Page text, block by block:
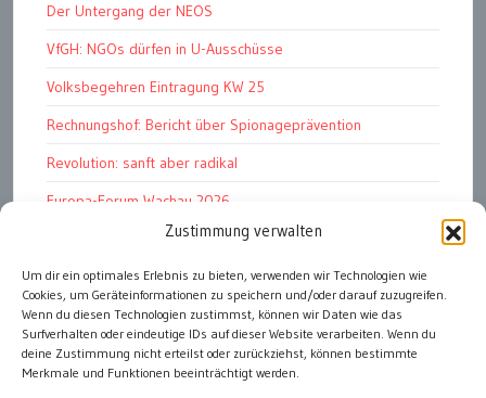
Zustimmung verwalten
Um dir ein optimales Erlebnis zu bieten, verwenden wir Technologien wie
Cookies, um Geräteinformationen zu speichern und/oder darauf zuzugreifen.
Wenn du diesen Technologien zustimmst, können wir Daten wie das
Surfverhalten oder eindeutige IDs auf dieser Website verarbeiten. Wenn du
deine Zustimmung nicht erteilst oder zurückziehst, können bestimmte
Merkmale und Funktionen beeinträchtigt werden.
Der Untergang der NEOS
VfGH: NGOs dürfen in U-Ausschüsse
Volksbegehren Eintragung KW 25
Rechnungshof: Bericht über Spionageprävention
Revolution: sanft aber radikal
Europa-Forum Wachau 2026
Amnesty Report 2025/26
Attac kritisiert neues EU-Rüstungspaket
Ungarn ist demokratischer als Österreich